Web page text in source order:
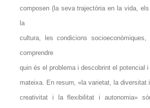
composen (la seva trajectòria en la vida,
la
cultura, les condicions
comprendre
quin és el problema i descobrint el potencial i
mateixa. En resum, «la varietat, la diversitat
creativitat i la flexibilitat i autonomia»